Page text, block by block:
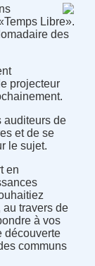
Libre».
des
projecteur
auditeurs de
et de se
le sujet.
en
travers de
à vos
découverte
communs